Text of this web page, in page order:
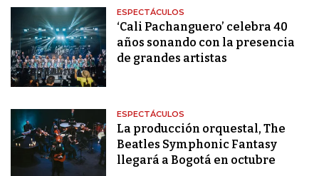
ESPECTÁCULOS
‘Cali Pachanguero’ celebra 40
años sonando con la presencia
de grandes artistas
ESPECTÁCULOS
La producción orquestal, The
Beatles Symphonic Fantasy
llegará a Bogotá en octubre